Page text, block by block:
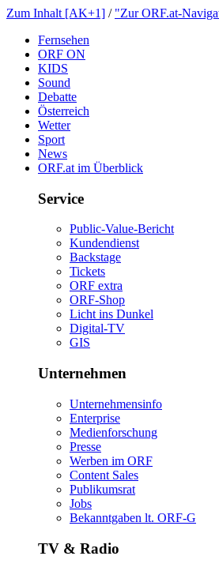
ZumInhalt[AK+1] / "ZurORF.at-
Fernsehen
ORFON
KIDS
Sound
Debatte
Österreich
Wetter
Sport
News
ORF.atimÜberblick
Service
Public-Value-Bericht
Kundendienst
Backstage
Tickets
ORFextra
ORF-Shop
LichtinsDunkel
Digital-TV
GIS
Unternehmen
Unternehmensinfo
Enterprise
Medienforschung
Presse
WerbenimORF
ContentSales
Publikumsrat
Jobs
Bekanntgabenlt.ORF-G
TV&Radio